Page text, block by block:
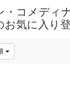
・コメディ
お気に入り